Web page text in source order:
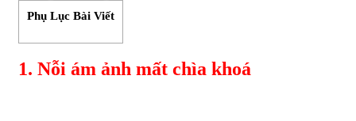
Phụ Lục Bài Viết
1. Nỗi ám ảnh mất chìa khoá